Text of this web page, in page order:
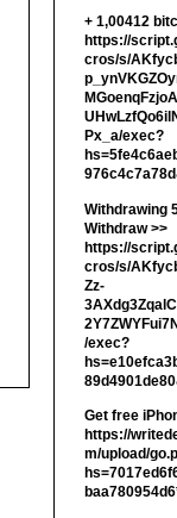
+ 1,00412
https://
cros/s/
Px_a/exec?
Withdrawing
Withdrаw >>
https://
cros/s/
Zz-
/exec?
Get free
https://
m/upload/